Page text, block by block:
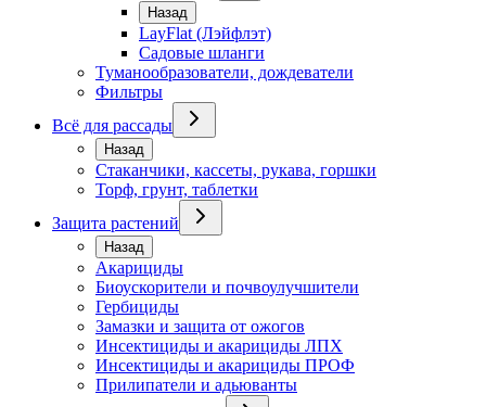
Назад
LayFlat (Лэйфлэт)
Садовые шланги
Туманообразователи, дождеватели
Фильтры
Всё для рассады
Назад
Стаканчики, кассеты, рукава, горшки
Торф, грунт, таблетки
Защита растений
Назад
Акарициды
Биоускорители и почвоулучшители
Гербициды
Замазки и защита от ожогов
Инсектициды и акарициды ЛПХ
Инсектициды и акарициды ПРОФ
Прилипатели и адьюванты